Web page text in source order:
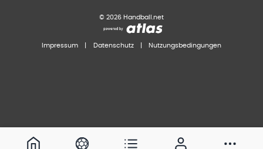
© 2026 Handball.net
Impressum Datenschutz Nutzungsbedingungen